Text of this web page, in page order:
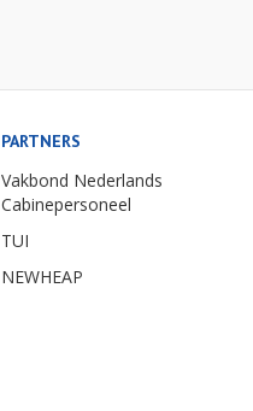
PARTNERS
Vakbond Nederlands
Cabinepersoneel
TUI
NEWHEAP